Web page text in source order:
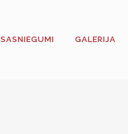
SASNIEGUMI GALERIJA